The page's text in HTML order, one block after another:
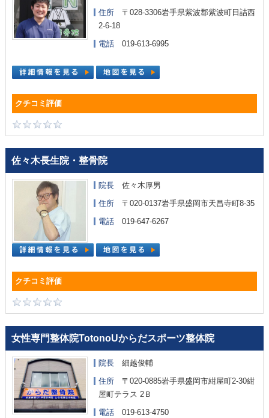
住所〒028-3306岩手県紫波郡紫波町日詰西
2-6-18
電話019-613-6995
佐々木長生院・整骨院
院長佐々木厚男
住所〒020-0137岩手県盛岡市天昌寺町8-35
電話019-647-6267
女性専門整体院TotonoUからだスポーツ整体院
院長細越俊輔
住所〒020-0885岩手県盛岡市紺屋町2-30紺
屋町テラス 2Ｂ
電話019-613-4750